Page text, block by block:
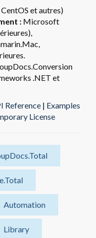
et autres)
: Microsoft
.NET et
Reference | Examples
License
Automation
Library